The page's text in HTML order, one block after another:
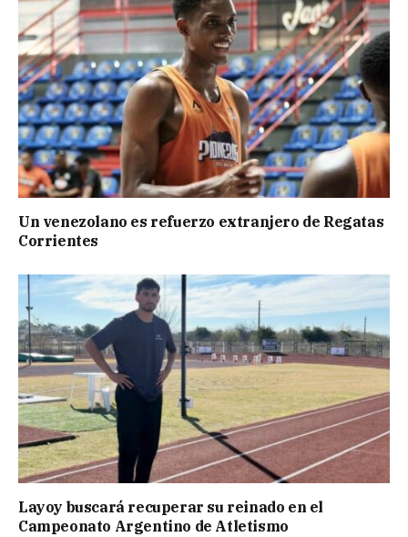
Un venezolano es refuerzo extranjero de Regatas
Corrientes
Layoy buscará recuperar su reinado en el
Campeonato Argentino de Atletismo